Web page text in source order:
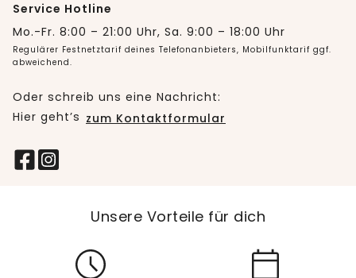
Service Hotline
Mo.-Fr. 8:00 – 21:00 Uhr, Sa. 9:00 – 18:00 Uhr
Regulärer Festnetztarif deines Telefonanbieters, Mobilfunktarif ggf.
abweichend.
Oder schreib uns eine Nachricht:
Hier geht’s zum Kontaktformular
Unsere Vorteile für dich